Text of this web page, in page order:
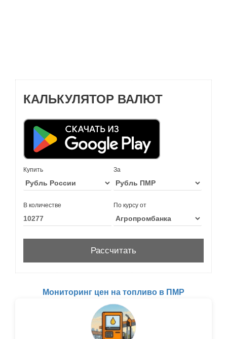
КАЛЬКУЛЯТОР ВАЛЮТ
Купить За
В количестве По курсу от
Мониторинг цен на топливо в ПМР